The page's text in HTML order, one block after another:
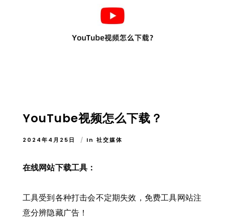
YouTube视频怎么下载？
2024年4月25日 In 社交媒体
在线网站下载工具：
工具受到各种打击会不定期失效，免费工具网站注
意分辨隐藏广告！